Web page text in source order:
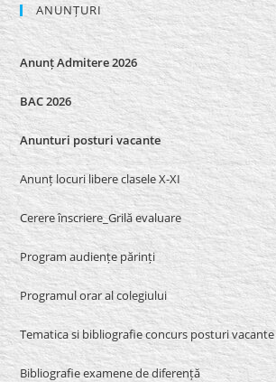
ANUNȚURI
Anunț Admitere 2026
BAC 2026
Anunturi posturi vacante
Anunț locuri libere clasele X-XI
Cerere înscriere_Grilă evaluare
Program audiențe părinți
Programul orar al colegiului
Tematica si bibliografie concurs posturi vacante
Bibliografie examene de diferență